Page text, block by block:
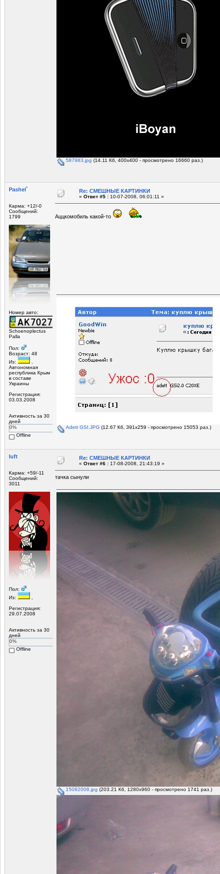
587983.jpg (14.11 Кб, 400x400 - просмотрено 16660 раз.)
Pashel`
Карма: +12/-0
Сообщений:
1799
Номер авто:
Schoenoplectus
Palla
Пол:
Возраст: 48
Из:
,
Автономная
республика Крым
в составе
Украины
Регистрация:
03.03.2008
Активность за 30
дней
0%
Offline
Re: СМЕШНЫЕ КАРТИНКИ
« Ответ #5 : 10-07-2008, 06:01:11 »
Аццкомобиль какой-то
Adett GSI.JPG (12.67 Кб, 391x259 - просмотрено 15053 раз.)
luft
Карма: +59/-11
Сообщений:
3011
Пол:
Из:
Регистрация:
29.07.2008
Активность за 30
дней
0%
Offline
Re: СМЕШНЫЕ КАРТИНКИ
« Ответ #6 : 17-08-2008, 21:43:19 »
тачка сынули
15082008.jpg (203.21 Кб, 1280x960 - просмотрено 1741 раз.)